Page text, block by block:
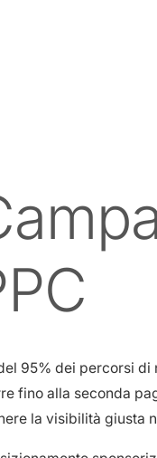
95% dei percorsi di
fino alla seconda
la visibilità giusta